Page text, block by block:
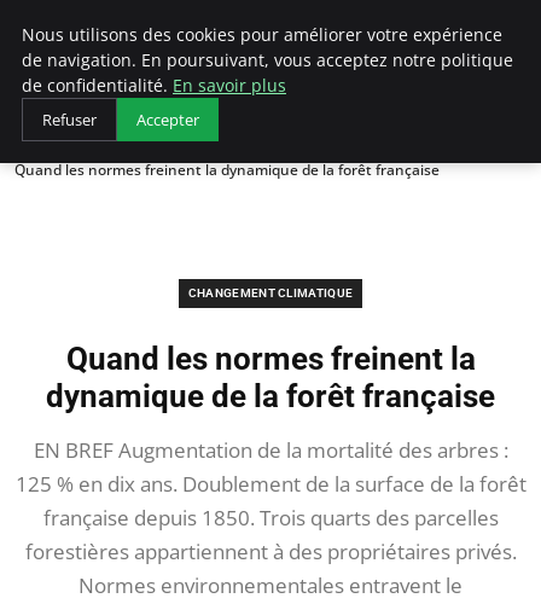
Arcticclimateemergency
Accueil
Changement climatique
Quand les normes freinent la dynamique de la forêt française
CHANGEMENT CLIMATIQUE
Quand les normes freinent la
dynamique de la forêt française
EN BREF Augmentation de la mortalité des arbres :
125 % en dix ans. Doublement de la surface de la forêt
française depuis 1850. Trois quarts des parcelles
forestières appartiennent à des propriétaires privés.
Normes environnementales entravent le
Nous utilisons des cookies pour améliorer votre expérience
de navigation. En poursuivant, vous acceptez notre politique
de confidentialité. En savoir plus
Refuser Accepter